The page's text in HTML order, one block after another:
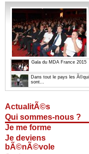
Gala du MDA France 2015
Dans tout le pays les
sont...
ActualitÃ©s
Qui sommes-nous ?
Je me forme
Je deviens
bÃ©nÃ©vole